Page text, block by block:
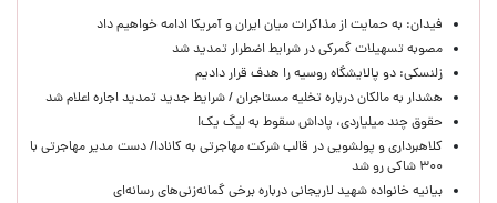
فیدان: به حمایت از مذاکرات میان ایران و آمریکا ادامه خواهیم داد
مصوبه تسهیلات گمرکی در شرایط اضطرار تمدید شد
زلنسکی: دو پالایشگاه روسیه را هدف قرار دادیم
هشدار به مالکان درباره تخلیه مستاجران / شرایط جدید تمدید اجاره اعلام شد
حقوق چند میلیاردی، پاداش سقوط به لیگ یک!
کلاهبرداری و پولشویی در قالب شرکت مهاجرتی به کانادا/ دست مدیر مهاجرتی با
۳۰۰ شاکی رو شد
بیانیه خانواده شهید لاریجانی درباره برخی گمانه‌زنی‌های رسانه‌ای